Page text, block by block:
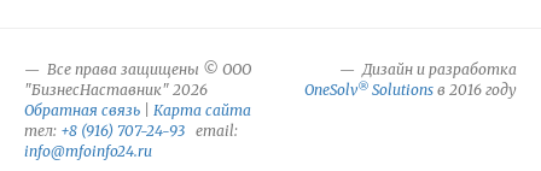
Все права защищены © ООО
"БизнесНаставник" 2026
Обратная связь
Карта сайта
тел: +8 (916) 707-24-93 email:
info@mfoinfo24.ru
Дизайн и разработка
OneSolv® Solutions в 2016 году